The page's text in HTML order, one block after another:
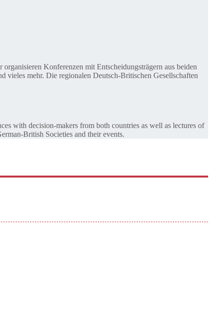
Konferenzen mit Entscheidungsträgern aus beiden
vieles mehr. Die regionalen Deutsch-Britischen Gesellschaften
with decision-makers from both countries as well as lectures of
British Societies and their events.